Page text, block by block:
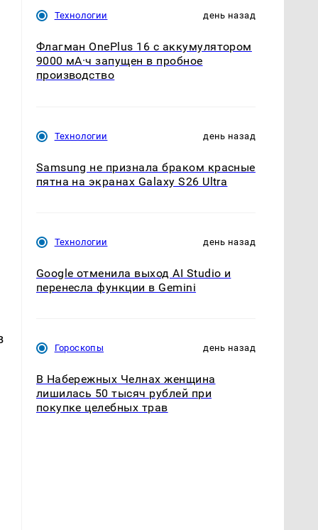
Технологии день назад
Флагман OnePlus 16 с аккумулятором
9000 мА·ч запущен в пробное
производство
Технологии день назад
Samsung не признала браком красные
пятна на экранах Galaxy S26 Ultra
Технологии день назад
Google отменила выход AI Studio и
перенесла функции в Gemini
Гороскопы день назад
В Набережных Челнах женщина
лишилась 50 тысяч рублей при
покупке целебных трав